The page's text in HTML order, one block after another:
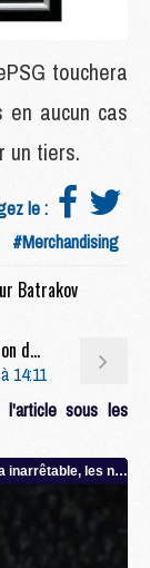
touchera
en aucun cas
un tiers.
le :
#Merchandising
Batrakov
Match : Canal dévoile un magnifique teaser de son documentaire sur la finale PSG/Arsenal
14:11
l'article sous les